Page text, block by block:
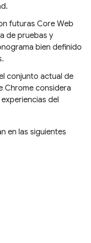
futuras Core Web
de pruebas y
bien definido
conjunto actual de
Chrome considera
del
en las siguientes